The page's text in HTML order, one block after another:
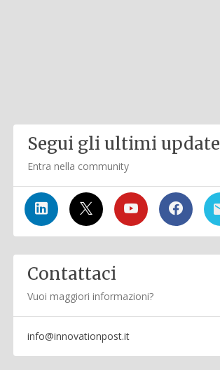
Segui gli ultimi update
Entra nella community
Contattaci
Vuoi maggiori informazioni?
info@innovationpost.it